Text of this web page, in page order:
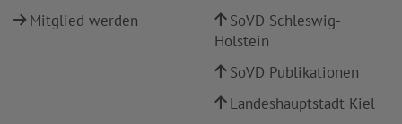
Mitglied werden
SoVD Schleswig-
Holstein
SoVD Publikationen
Landeshauptstadt Kiel